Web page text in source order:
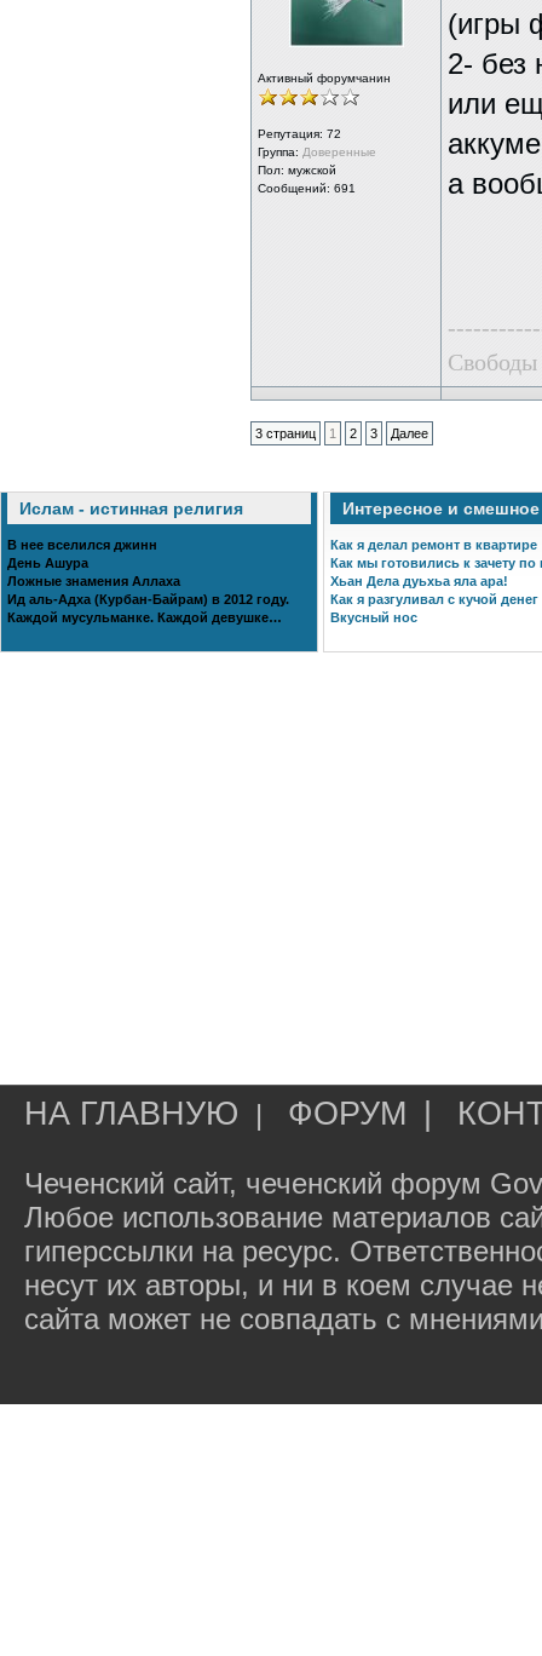
Активный форумчанин
Репутация: 72
Группа: Доверенные
Пол: мужской
Сообщений: 691
(игры
2- без
или
а
Свободы
3 страниц 1 2 3 Далее
Ислам - истинная религия
В нее вселился джинн
День Ашура
Ложные знамения Аллаха
Ид аль-Адха (Курбан-Байрам) в 2012 году.
Каждой мусульманке. Каждой девушке…
Интересное и смешное
Как я делал ремонт в квартире
Как мы готовились к зачету по
Хьан Дела дуьхьа яла ара!
Как я разгуливал с кучой
Вкусный нос
НА ГЛАВНУЮ | ФОРУМ
Чеченский сайт, чеченский форум
Любое использование материалов
гиперссылки на ресурс.
несут их авторы, и ни в коем случае
сайта может не совпадать с